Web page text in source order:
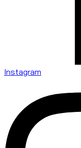
Instagram